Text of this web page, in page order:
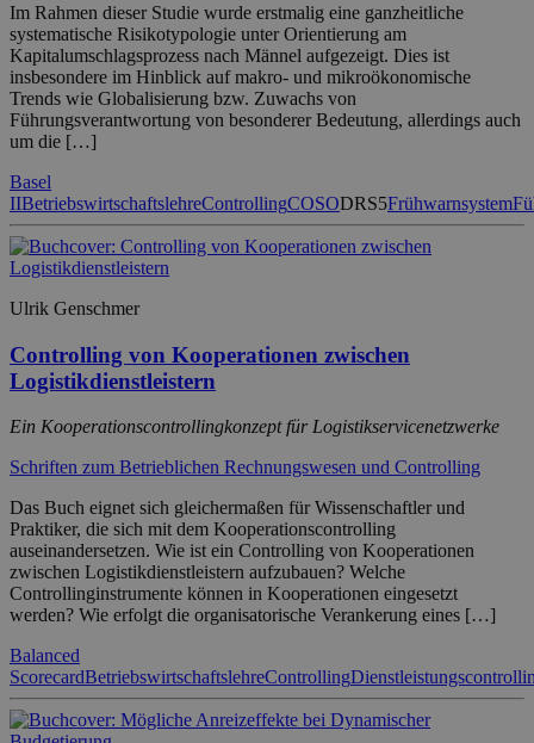
Im Rahmen dieser Studie wurde erstmalig eine ganzheitliche
systematische Risikotypologie unter Orientierung am
Kapitalumschlagsprozess nach Männel aufgezeigt. Dies ist
insbesondere im Hinblick auf makro- und mikroökonomische
Trends wie Globalisierung bzw. Zuwachs von
Führungsverantwortung von besonderer Bedeutung, allerdings auch
um die […]
Basel
IIBetriebswirtschaftslehreControllingCOSODRS5Frühwarnsystem
Ulrik Genschmer
Controlling von Kooperationen zwischen
Logistikdienstleistern
Ein Kooperationscontrollingkonzept für Logistikservicenetzwerke
Schriften zum Betrieblichen Rechnungswesen und Controlling
Das Buch eignet sich gleichermaßen für Wissenschaftler und
Praktiker, die sich mit dem Kooperationscontrolling
auseinandersetzen. Wie ist ein Controlling von Kooperationen
zwischen Logistikdienstleistern aufzubauen? Welche
Controllinginstrumente können in Kooperationen eingesetzt
werden? Wie erfolgt die organisatorische Verankerung eines […]
Balanced
ScorecardBetriebswirtschaftslehreControlling